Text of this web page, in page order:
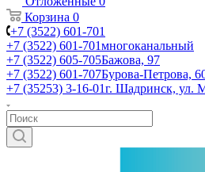
Корзина 0
+7 (3522) 601-701
+7 (3522) 601-701многоканальный
+7 (3522) 605-705Бажова, 97
+7 (3522) 601-707Бурова-Петрова,
+7 (35253) 3-16-01г. Шадринск, ул.